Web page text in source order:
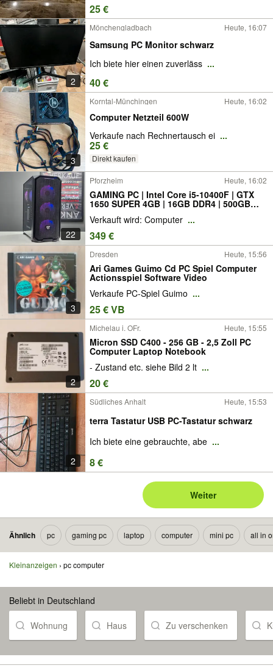
25 €
2
Mönchengladbach Heute, 16:07
Samsung PC Monitor schwarz
Ich biete hier einen zuverläss ...
40 €
3
Korntal-Münchingen Heute, 16:02
Computer Netzteil 600W
Verkaufe nach Rechnertausch ei ...
25 €
Direkt kaufen
22
Pforzheim Heute, 16:02
GAMING PC | Intel Core i5-10400F | GTX
1650 SUPER 4GB | 16GB DDR4 | 500GB
NVMe SSD | MSI Z390-A PRO | Schwarz |
RGB | Gaming, Streaming, Homeoffice
Verkauft wird: Computer ...
349 €
3
Dresden Heute, 15:56
Ari Games Guimo Cd PC Spiel Computer
Actionsspiel Software Video
Verkaufe PC-Spiel Guimo ...
25 € VB
2
Michelau i. OFr. Heute, 15:55
Micron SSD C400 - 256 GB - 2,5 Zoll PC
Computer Laptop Notebook
- Zustand etc. siehe Bild 2 lt ...
20 €
2
Südliches Anhalt Heute, 15:53
terra Tastatur USB PC-Tastatur schwarz
Ich biete eine gebrauchte, abe ...
8 €
Weiter
Ähnlich pc gaming pc laptop computer mini pc all in
Kleinanzeigen pc computer
Beliebt in Deutschland
Wohnung Haus Zu verschenken